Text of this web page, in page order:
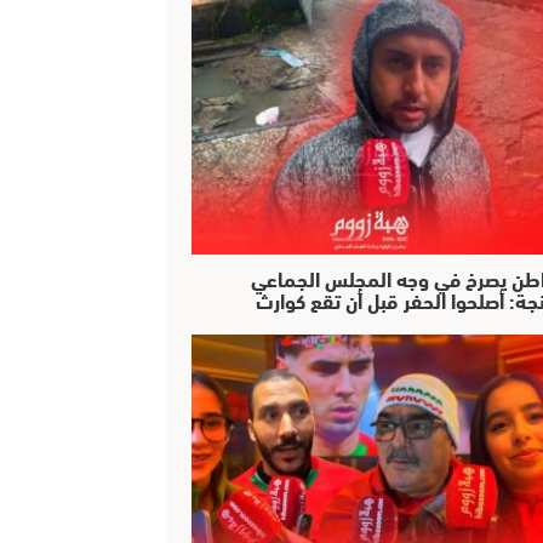
يصرخ في وجه المجلس الجماعي
أصلحوا الحفر قبل أن تقع كوارث